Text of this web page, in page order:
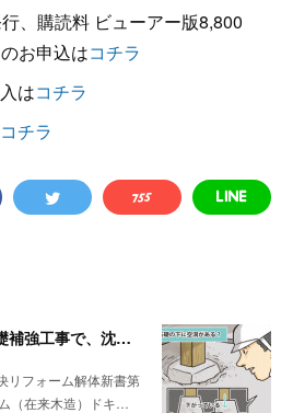
、購読料 ビューアー版8,800
お申込はコチラ
はコチラ
コチラ
リフォーム解体新書～基礎補強工事で、沈んでいる独立基礎を発見
リフォーム解体新書第
（在来木造）ドキ…